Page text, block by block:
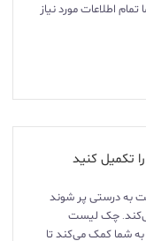
اطلاعات مورد نیاز
تکمیل کنید
به درستی پر شوند
چک لیست
شما کمک می‌کند تا